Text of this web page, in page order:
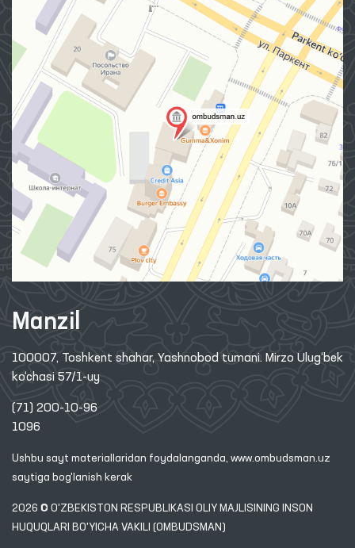
Manzil
100007, Toshkent shahar, Yashnobod tumani. Mirzo Ulug‘bek
ko‘chasi 57/1-uy
(71) 200-10-96
1096
Ushbu sayt materiallaridan foydalanganda, www.ombudsman.uz
saytiga bog'lanish kerak
2026 © O'ZBEKISTON RESPUBLIKASI OLIY MAJLISINING INSON
HUQUQLARI BO'YICHA VAKILI (OMBUDSMAN)